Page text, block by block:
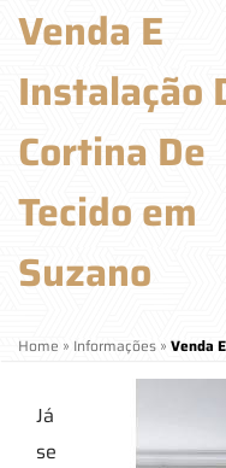
Venda E
Instalação
Cortina De
Tecido em
Suzano
Home » Informações » Venda
Já
se